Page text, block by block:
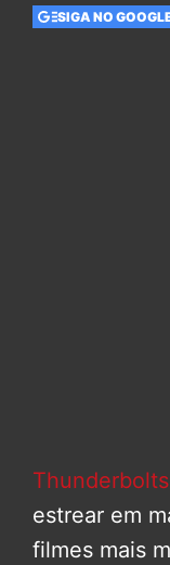
SIGA NO
estrear em
filmes mais